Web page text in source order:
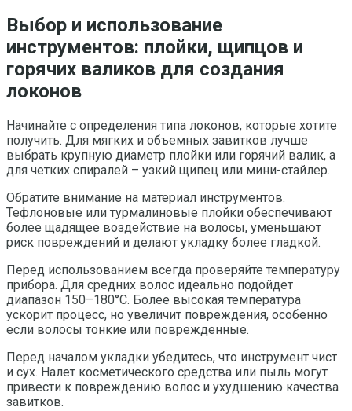
Выбор и использование
инструментов: плойки, щипцов и
горячих валиков для создания
локонов
Начинайте с определения типа локонов, которые хотите
получить. Для мягких и объемных завитков лучше
выбрать крупную диаметр плойки или горячий валик, а
для четких спиралей – узкий щипец или мини-стайлер.
Обратите внимание на материал инструментов.
Тефлоновые или турмалиновые плойки обеспечивают
более щадящее воздействие на волосы, уменьшают
риск повреждений и делают укладку более гладкой.
Перед использованием всегда проверяйте температуру
прибора. Для средних волос идеально подойдет
диапазон 150–180°C. Более высокая температура
ускорит процесс, но увеличит повреждения, особенно
если волосы тонкие или поврежденные.
Перед началом укладки убедитесь, что инструмент чист
и сух. Налет косметического средства или пыль могут
привести к повреждению волос и ухудшению качества
завитков.